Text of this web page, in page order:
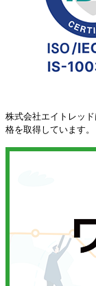
株式会社エイトレッ
格を取得しています。